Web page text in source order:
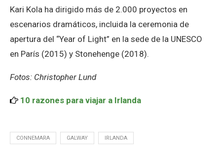
Kari Kola ha dirigido más de 2.000 proyectos en
escenarios dramáticos, incluida la ceremonia de
apertura del “Year of Light” en la sede de la UNESCO
en París (2015) y Stonehenge (2018).
Fotos: Christopher Lund
10 razones para viajar a Irlanda
CONNEMARA GALWAY IRLANDA